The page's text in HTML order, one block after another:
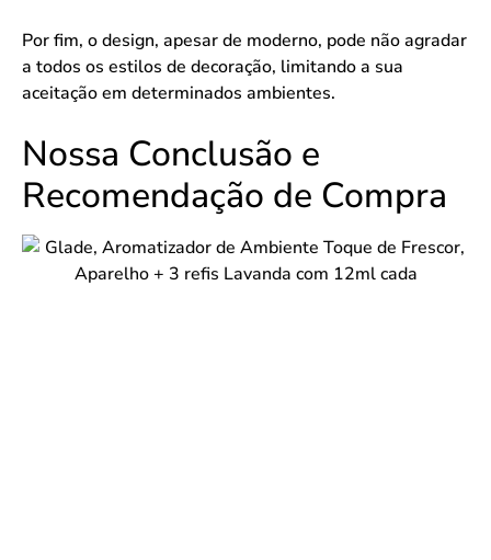
Por fim, o design, apesar de moderno, pode não agradar
a todos os estilos de decoração, limitando a sua
aceitação em determinados ambientes.
Nossa Conclusão e
Recomendação de Compra